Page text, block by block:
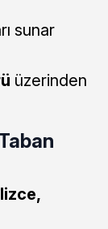
sunar
üzerinden